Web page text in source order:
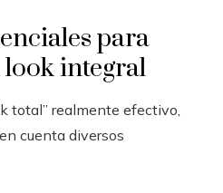
para
integral
total” realmente efectivo,
cuenta diversos